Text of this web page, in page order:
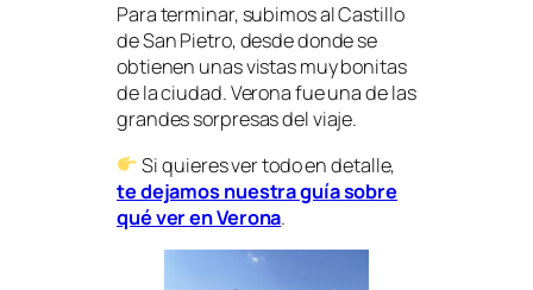
Para terminar, subimos al Castillo
de San Pietro, desde donde se
obtienen unas vistas muy bonitas
de la ciudad. Verona fue una de las
grandes sorpresas del viaje.
Si quieres ver todo en detalle,
te dejamos nuestra guía sobre
qué ver en Verona.